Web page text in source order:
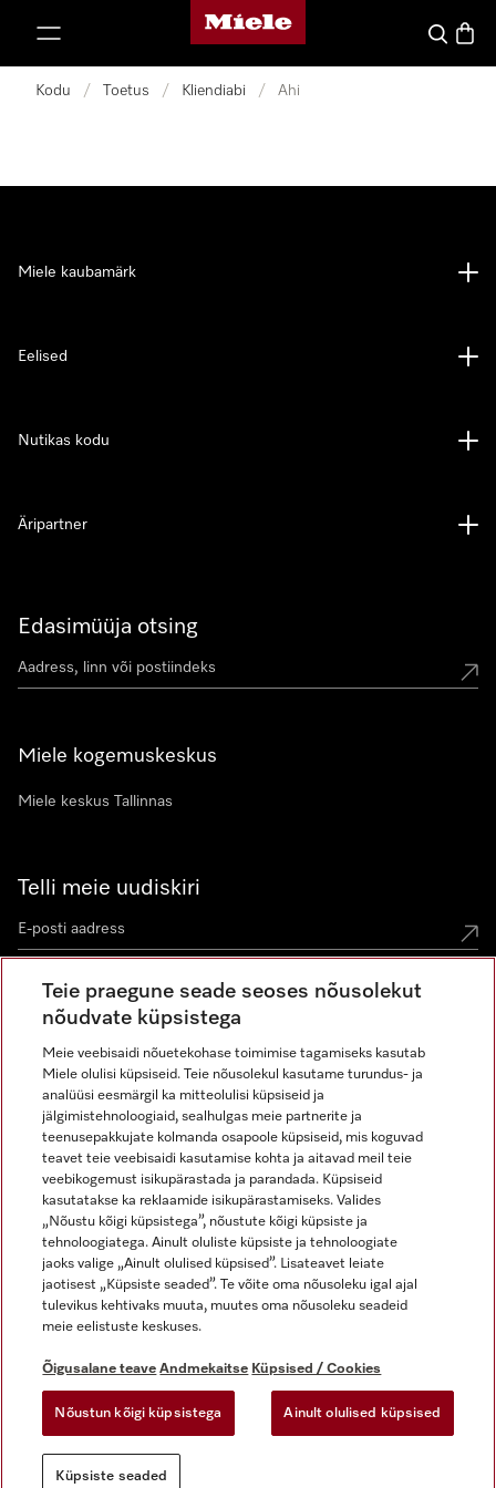
Miele avaleht
Search
Kodu / Toetus / Kliendiabi / Ahi
Edasimüüja otsing
Miele kogemuskeskus
Miele keskus Tallinnas
Telli meie uudiskiri
Miele kaubamärk
Eelised
Nutikas kodu
Äripartner
Õigusalane teave
Üldtingimused
Andmekaitse
Kasutustingimused
Digiteenuste seadus
Küpsiste seaded
Miele Instagramis
Miele Facebookis
Miele Youtube'is
Teie praegune seade seoses nõusolekut
nõudvate küpsistega
Meie veebisaidi nõuetekohase toimimise tagamiseks kasutab
Miele olulisi küpsiseid. Teie nõusolekul kasutame turundus- ja
analüüsi eesmärgil ka mitteolulisi küpsiseid ja
jälgimistehnoloogiaid, sealhulgas meie partnerite ja
teenusepakkujate kolmanda osapoole küpsiseid, mis koguvad
teavet teie veebisaidi kasutamise kohta ja aitavad meil teie
veebikogemust isikupärastada ja parandada. Küpsiseid
kasutatakse ka reklaamide isikupärastamiseks. Valides
„Nõustu kõigi küpsistega”, nõustute kõigi küpsiste ja
tehnoloogiatega. Ainult oluliste küpsiste ja tehnoloogiate
jaoks valige „Ainult olulised küpsised”. Lisateavet leiate
jaotisest „Küpsiste seaded”. Te võite oma nõusoleku igal ajal
tulevikus kehtivaks muuta, muutes oma nõusoleku seadeid
meie eelistuste keskuses.
Õigusalane teave Andmekaitse Küpsised / Cookies
Nõustun kõigi küpsistega Ainult olulised küpsised
Küpsiste seaded